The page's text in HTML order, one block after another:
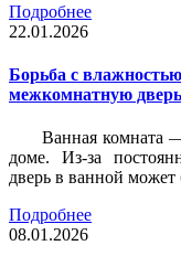
Подробнее
22.01.2026
Борьба с
межкомнатную
Ванная комната
доме. Из-за
дверь в ванной
Подробнее
08.01.2026